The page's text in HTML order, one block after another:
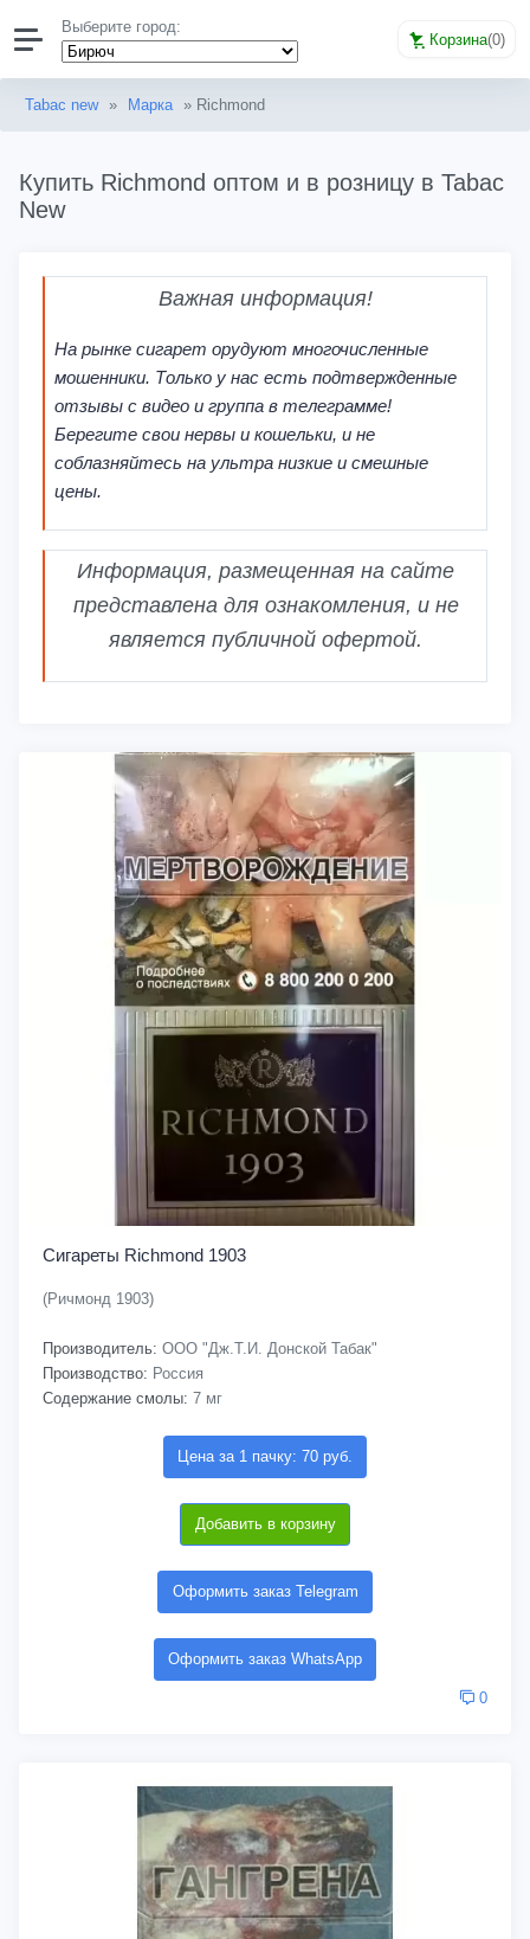
Выберите город:
Корзина(0)
Tabac new » Марка » Richmond
Купить Richmond оптом и в розницу в Tabac
New
Важная информация!
На рынке сигарет орудуют многочисленные
мошенники. Только у нас есть подтвержденные
отзывы с видео и группа в телеграмме!
Берегите свои нервы и кошельки, и не
соблазняйтесь на ультра низкие и смешные
цены.
Информация, размещенная на сайте
представлена для ознакомления, и не
является публичной офертой.
Сигареты Richmond 1903
(Ричмонд 1903)
Производитель: ООО "Дж.Т.И. Донской Табак"
Производство: Россия
Содержание смолы: 7 мг
Цена за 1 пачку: 70 руб.
Добавить в корзину
Оформить заказ Telegram
Оформить заказ WhatsApp
0